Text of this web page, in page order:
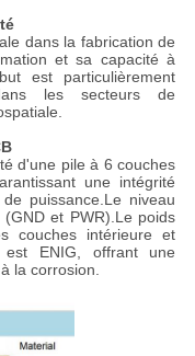
dans la fabrication de
et sa capacité à
est particulièrement
les secteurs de
d'une pile à 6 couches
une intégrité
puissance.Le niveau
et PWR).Le poids
couches intérieure et
ENIG, offrant une
la corrosion.